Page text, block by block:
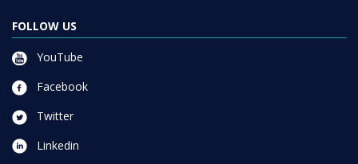
FOLLOW US
YouTube
Facebook
Twitter
Linkedin